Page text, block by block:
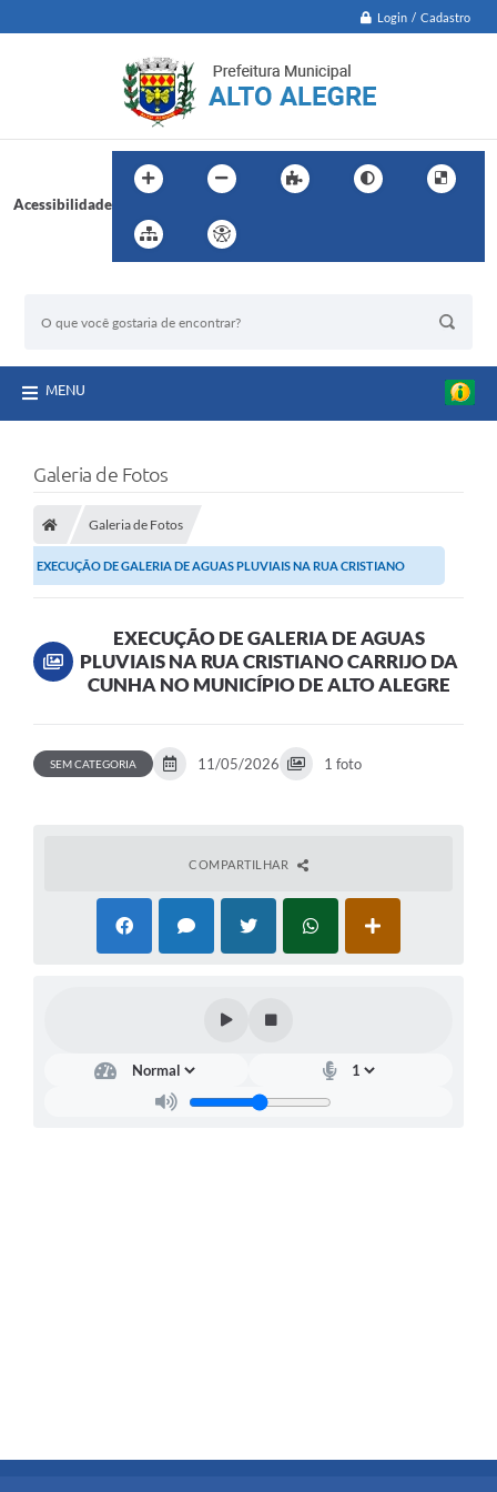
Login / Cadastro
Acessibilidade
MENU
Galeria de Fotos
Galeria de Fotos
EXECUÇÃO DE GALERIA DE AGUAS PLUVIAIS NA RUA CRISTIANO
EXECUÇÃO DE GALERIA DE AGUAS
PLUVIAIS NA RUA CRISTIANO CARRIJO DA
CUNHA NO MUNICÍPIO DE ALTO ALEGRE
SEM CATEGORIA 11/05/2026 1 foto
COMPARTILHAR